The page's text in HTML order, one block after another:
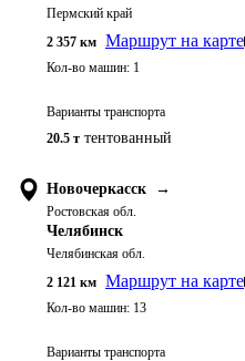
Пермский край
2 357 км Маршрут на карте
Кол-во машин: 1
Варианты транспорта
20.5 т тентованный
Новочеркасск →
Ростовская обл.
Челябинск
Челябинская обл.
2 121 км Маршрут на карте
Кол-во машин: 13
Варианты транспорта